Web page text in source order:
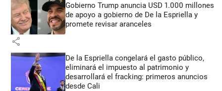
Gobierno Trump anuncia USD 1.000 millones
de apoyo a gobierno de De la Espriella y
promete revisar aranceles
share
De la Espriella congelará el gasto público,
eliminará el impuesto al patrimonio y
desarrollará el fracking: primeros anuncios
desde Cali